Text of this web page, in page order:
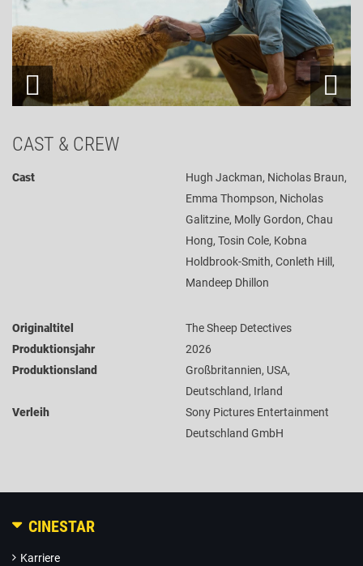
CAST & CREW
Cast
Hugh Jackman, Nicholas Braun,
Emma Thompson, Nicholas
Galitzine, Molly Gordon, Chau
Hong, Tosin Cole, Kobna
Holdbrook-Smith, Conleth Hill,
Mandeep Dhillon
Originaltitel
The Sheep Detectives
Produktionsjahr
2026
Produktionsland
Großbritannien, USA,
Deutschland, Irland
Verleih
Sony Pictures Entertainment
Deutschland GmbH
CINESTAR
Karriere